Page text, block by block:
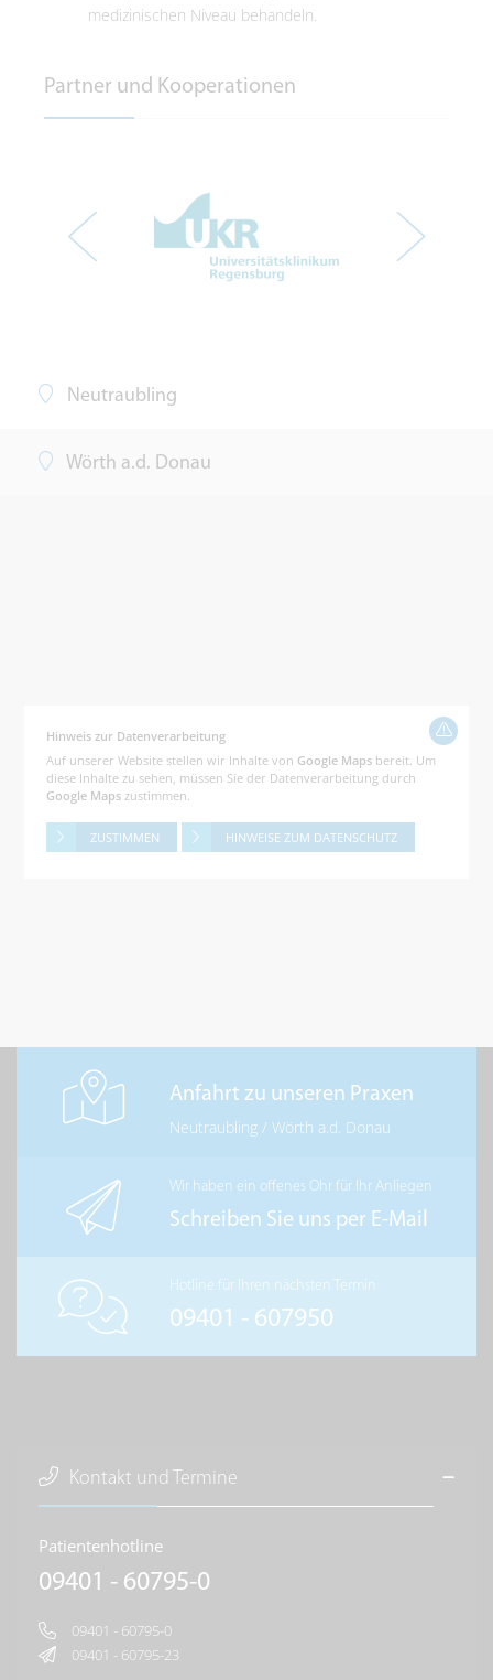
medizinischen Niveau behandeln.
Partner und Kooperationen
Neutraubling
Wörth a.d. Donau
Hinweis zur Datenverarbeitung
Auf unserer Website stellen wir Inhalte von Google Maps bereit. Um
diese Inhalte zu sehen, müssen Sie der Datenverarbeitung durch
Google Maps zustimmen.
ZUSTIMMEN HINWEISE ZUM DATENSCHUTZ
Anfahrt zu unseren Praxen
Neutraubling /Wörth a.d. Donau
Wir haben ein offenes Ohr für Ihr Anliegen
Schreiben Sie uns per E-Mail
Hotline für Ihren nächsten Termin
09401 - 607950
Kontakt und Termine
Patientenhotline
09401 - 60795-0
09401 - 60795-0
09401 - 60795-23